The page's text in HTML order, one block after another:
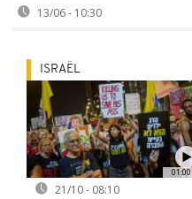
13/06 - 10:30
01:00
ISRAËL
21/10 - 08:10